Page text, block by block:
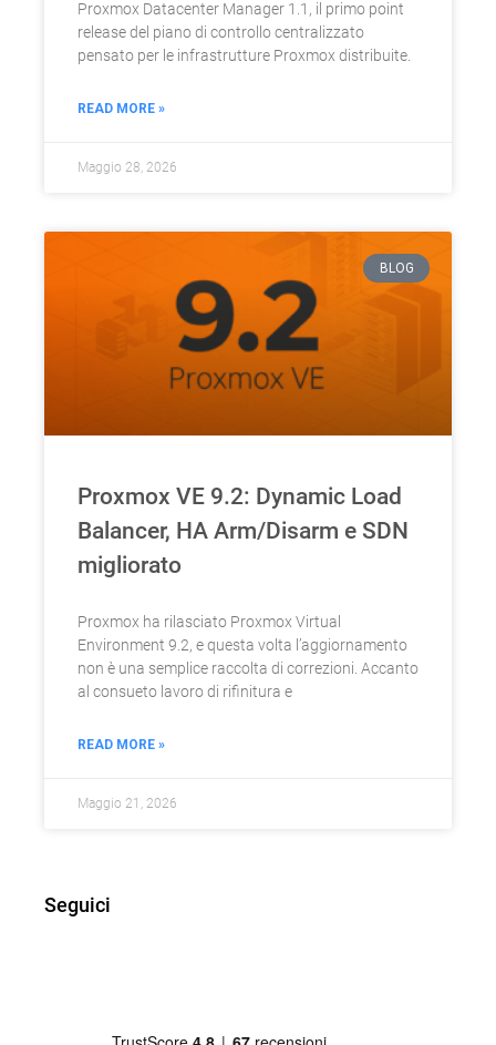
Proxmox Datacenter Manager 1.1, il primo point
release del piano di controllo centralizzato
pensato per le infrastrutture Proxmox distribuite.
READ MORE »
Maggio 28, 2026
BLOG
Proxmox VE 9.2: Dynamic Load
Balancer, HA Arm/Disarm e SDN
migliorato
Proxmox ha rilasciato Proxmox Virtual
Environment 9.2, e questa volta l’aggiornamento
non è una semplice raccolta di correzioni. Accanto
al consueto lavoro di rifinitura e
READ MORE »
Maggio 21, 2026
Seguici